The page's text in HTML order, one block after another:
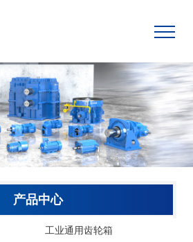
产品中心
工业通用齿轮箱